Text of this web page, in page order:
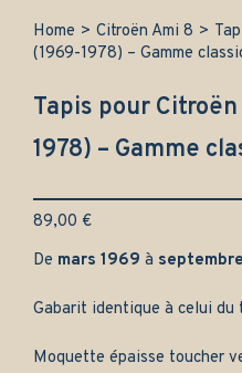
Home > Citroën Ami 8 >
(1969-1978) – Gamme
Tapis pour
1978) – Gamme
89,00 €
De mars 1969 à
Gabarit identique à celui du
Moquette épaisse toucher